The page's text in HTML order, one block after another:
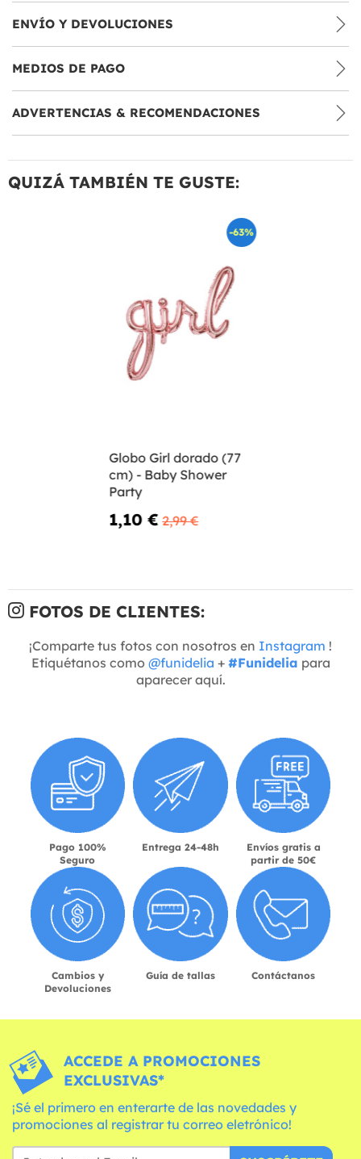
ENVÍO Y DEVOLUCIONES
MEDIOS DE PAGO
ADVERTENCIAS & RECOMENDACIONES
QUIZÁ TAMBIÉN TE GUSTE:
-63%
Globo Girl dorado (77
cm) - Baby Shower
Party
1,10 € 2,99 €
FOTOS DE CLIENTES:
¡Comparte tus fotos con nosotros en Instagram !
Etiquétanos como @funidelia + #Funidelia para
aparecer aquí.
Pago 100%
Seguro
Entrega 24-48h
Envíos gratis a
partir de 50€
Cambios y
Devoluciones
Guía de tallas Contáctanos
ACCEDE A PROMOCIONES
EXCLUSIVAS*
¡Sé el primero en enterarte de las novedades y
promociones al registrar tu correo eletrónico!